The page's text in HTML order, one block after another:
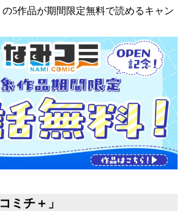
5作品が期間限定無料で読めるキャン
ミチ＋」